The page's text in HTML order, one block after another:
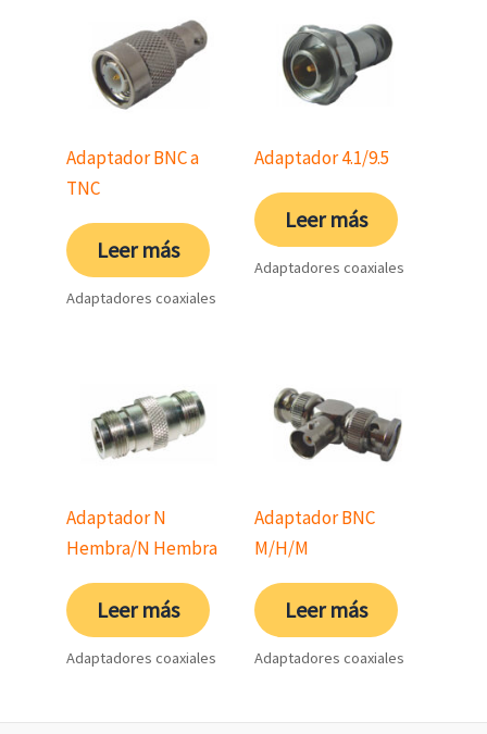
Adaptador BNC a
TNC
Leer más
Adaptadores coaxiales
Adaptador 4.1/9.5
Leer más
Adaptadores coaxiales
Adaptador N
Hembra/N Hembra
Leer más
Adaptadores coaxiales
Adaptador BNC
M/H/M
Leer más
Adaptadores coaxiales